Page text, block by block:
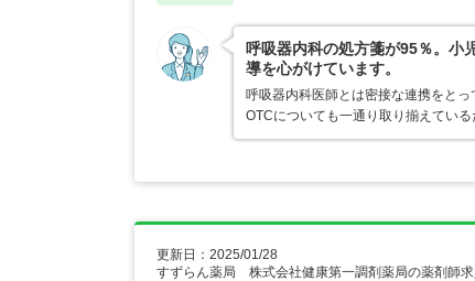
呼吸器内科の処方箋が95％。小
導を心がけています。
呼吸器内科医師とは密接な連携をと
OTCについても一通り取り揃えてい
更新日：2025/01/28
すずらん薬局 株式会社健康第一調剤薬局の薬剤師求